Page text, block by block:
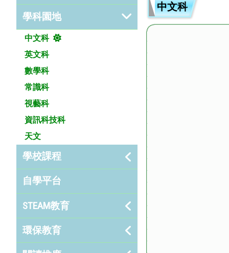
學科園地
中文科
英文科
數學科
常識科
視藝科
資訊科技科
天文
學校課程
自學平台
STEAM教育
環保教育
中文科